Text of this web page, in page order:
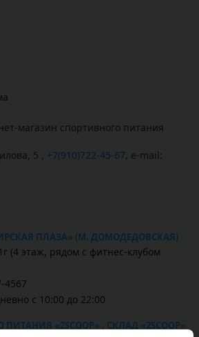
магазин спортивного питания
5 , +7(910)722-45-67, e-mail:
ПЛАЗА» (М. ДОМОДЕДОВСКАЯ)
(4 этаж, рядом с фитнес-клубом
4567
с 10:00 до 22:00
«2SCOOP» , СКЛАД «2SCOOP»